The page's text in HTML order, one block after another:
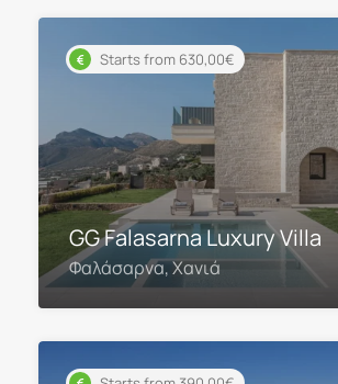
Starts from 630,00€
GG Falasarna Luxury Villa
Φαλάσαρνα, Χανιά